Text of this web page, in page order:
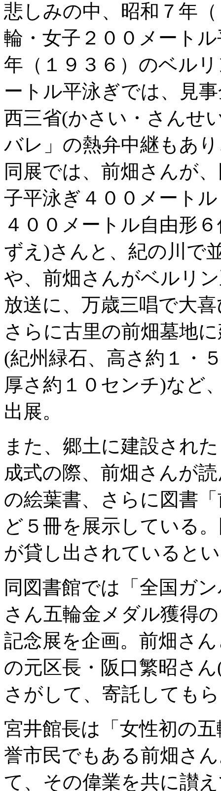
悲しみの中、昭和７年
輪・女子２００メート
年（１９３６）のベル
ートル平泳ぎでは、見
西三省(かさい・さんせ
バレ」の熱弁中継もあ
同展では、前畑さんが
子平泳ぎ４００メート
４００メートル自由形
ずえ)さんと、紀の川で
や、前畑さんがベルリ
放送に、万歳三唱で大
さらに古里の前畑墓地
(紀州緑石、高さ約１・
厚さ約１０センチ)など
出展。
また、郷土に建設され
成式の際、前畑さんが
の絵葉書、さらに図書
ど５冊を展示している
が貸し出されていると
同図書館では「全国ガ
さん五輪金メダル獲得
記念展を企画。前畑さ
の元区長・阪口繁昭さ
さがして、寄託しても
宮井館長は「女性初の
誉市民でもある前畑さ
て、その偉業を共に讃